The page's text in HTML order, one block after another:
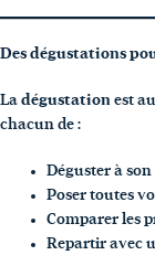
Des dégustations
La dégustation est
chacun de :
Déguster à
Poser toutes
Comparer les
Repartir avec